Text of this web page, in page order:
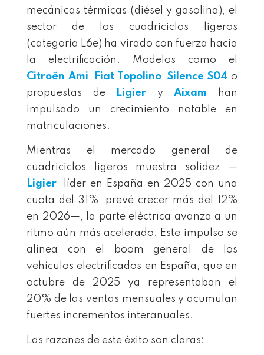
mecánicas térmicas (diésel y gasolina), el
sector de los cuadriciclos ligeros
(categoría L6e) ha virado con fuerza hacia
la electrificación. Modelos como el
Citroën Ami, Fiat Topolino, Silence S04 o
propuestas de
Ligier yAixam han
impulsado un crecimiento notable en
matriculaciones.
Mientras el mercado general de
cuadriciclos ligeros muestra solidez —
Ligier, líder en España en 2025 con una
cuota del 31%, prevé crecer más del 12%
en 2026—, la parte eléctrica avanza a un
ritmo aún más acelerado. Este impulso se
alinea con el boom general de los
vehículos electrificados en España, que en
octubre de 2025 ya representaban el
20% de las ventas mensuales y acumulan
fuertes incrementos interanuales.
Las razones de este éxito son claras: